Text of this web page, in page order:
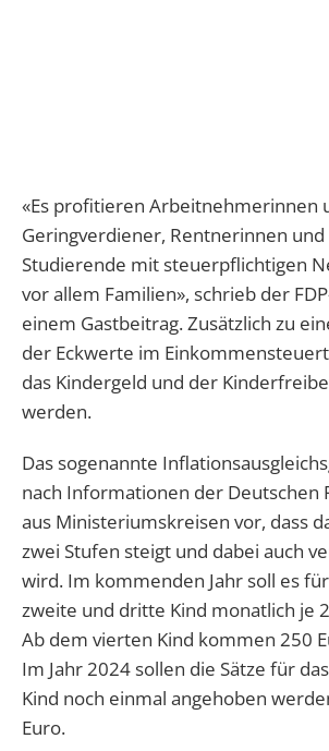
«Es profitieren Arbeitnehmerinnen
Geringverdiener, Rentnerinnen und
Studierende mit steuerpflichtigen
vor allem Familien», schrieb der
einem Gastbeitrag. Zusätzlich zu
der Eckwerte im
das Kindergeld und der
werden.
Das sogenannte
nach Informationen der Deutschen
aus Ministeriumskreisen vor, dass
zwei Stufen steigt und dabei auch
wird. Im kommenden Jahr soll es
zweite und dritte Kind monatlich je
Ab dem vierten Kind kommen 250
Im Jahr 2024 sollen die Sätze für
Kind noch einmal angehoben
Euro.